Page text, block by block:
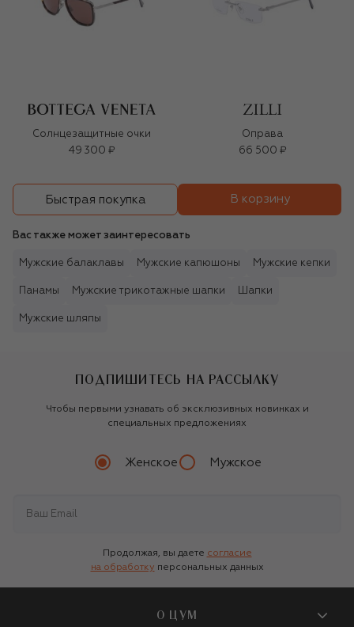
Солнцезащитные очки
49 300 ₽
Оправа
66 500 ₽
Быстрая покупка В корзину
Вас также может заинтересовать
Мужские балаклавы Мужские капюшоны Мужские кепки
Панамы Мужские трикотажные шапки Шапки
Мужские шляпы
ПОДПИШИТЕСЬ НА РАССЫЛКУ
Чтобы первыми узнавать об эксклюзивных новинках и
специальных предложениях
Женское Мужское
Продолжая, вы даете согласие
на обработку персональных данных
О ЦУМ